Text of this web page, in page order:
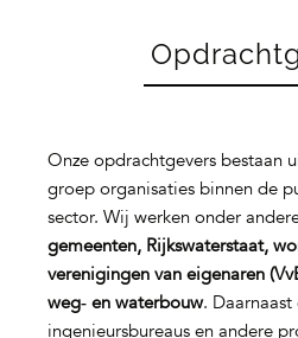
Onze opdrachtgevers bestaan
groep organisaties binnen de
sector. Wij werken onder
gemeenten, Rijkswaterstaat,
verenigingen van eigenaren
weg‑ en waterbouw.
ingenieursbureaus en andere